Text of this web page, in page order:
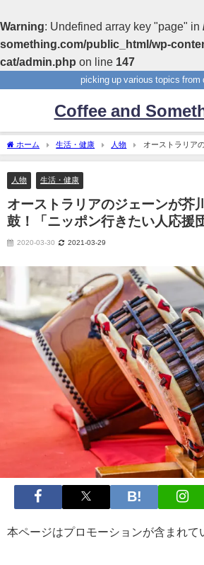
Warning: Undefined array key "page" in
something.com/public_html/wp-
cat/admin.php on line 147
picking up various topics from
Coffee and
ホーム 生活・健康 人物
オーストラリア
鼓！「ニッポン行きたい人応援団」
人物 生活・健康
オーストラリアのジェーンが芥
鼓！「ニッポン行きたい人応援
2020-03-30 2021-03-29
本ページはプロモーションが含まれて